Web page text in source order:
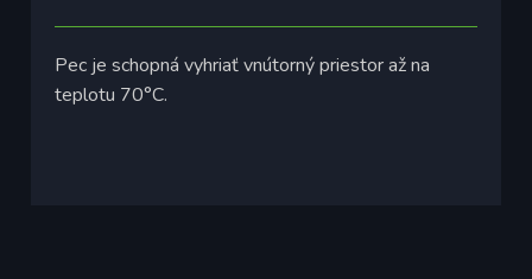
Pec je schopná vyhriať vnútorný priestor až na
teplotu 70°C.